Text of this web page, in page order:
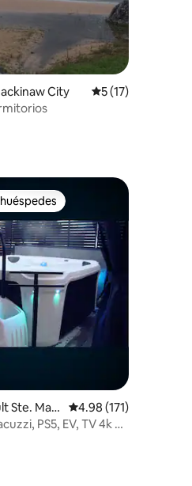
City Calificación
5 (17)
13 evaluaciones
Favorito entre huéspedes
Ste. Mari
Calificación promedio:
4.98 (171)
PS5, EV, TV 4k de